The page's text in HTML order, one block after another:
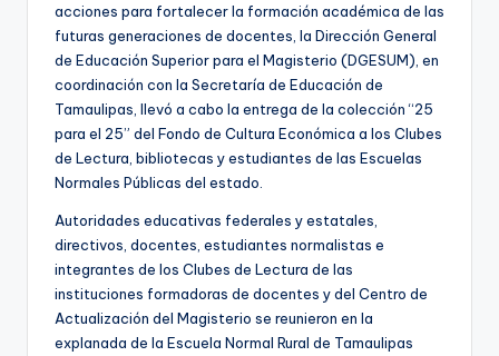
acciones para fortalecer la formación académica de las
futuras generaciones de docentes, la Dirección General
de Educación Superior para el Magisterio (DGESUM), en
coordinación con la Secretaría de Educación de
Tamaulipas, llevó a cabo la entrega de la colección “25
para el 25” del Fondo de Cultura Económica a los Clubes
de Lectura, bibliotecas y estudiantes de las Escuelas
Normales Públicas del estado.
Autoridades educativas federales y estatales,
directivos, docentes, estudiantes normalistas e
integrantes de los Clubes de Lectura de las
instituciones formadoras de docentes y del Centro de
Actualización del Magisterio se reunieron en la
explanada de la Escuela Normal Rural de Tamaulipas